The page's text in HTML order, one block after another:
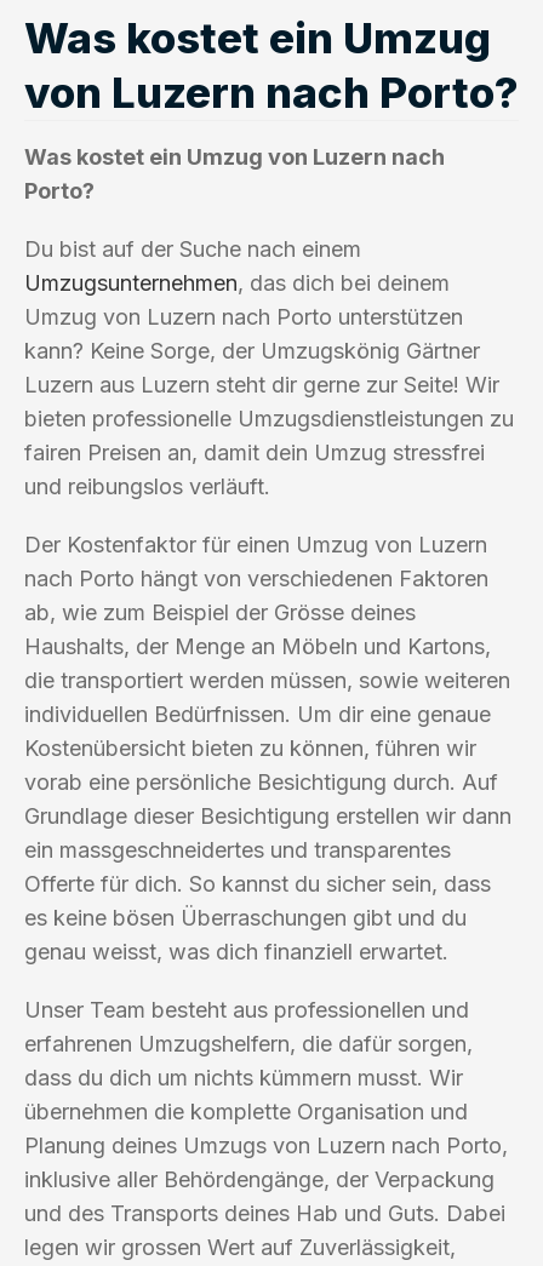
Was kostet ein Umzug
von Luzern nach Porto?
Was kostet ein Umzug von Luzern nach
Porto?
Du bist auf der Suche nach einem
Umzugsunternehmen, das dich bei deinem
Umzug von Luzern nach Porto unterstützen
kann? Keine Sorge, der Umzugskönig Gärtner
Luzern aus Luzern steht dir gerne zur Seite! Wir
bieten professionelle Umzugsdienstleistungen zu
fairen Preisen an, damit dein Umzug stressfrei
und reibungslos verläuft.
Der Kostenfaktor für einen Umzug von Luzern
nach Porto hängt von verschiedenen Faktoren
ab, wie zum Beispiel der Grösse deines
Haushalts, der Menge an Möbeln und Kartons,
die transportiert werden müssen, sowie weiteren
individuellen Bedürfnissen. Um dir eine genaue
Kostenübersicht bieten zu können, führen wir
vorab eine persönliche Besichtigung durch. Auf
Grundlage dieser Besichtigung erstellen wir dann
ein massgeschneidertes und transparentes
Offerte für dich. So kannst du sicher sein, dass
es keine bösen Überraschungen gibt und du
genau weisst, was dich finanziell erwartet.
Unser Team besteht aus professionellen und
erfahrenen Umzugshelfern, die dafür sorgen,
dass du dich um nichts kümmern musst. Wir
übernehmen die komplette Organisation und
Planung deines Umzugs von Luzern nach Porto,
inklusive aller Behördengänge, der Verpackung
und des Transports deines Hab und Guts. Dabei
legen wir grossen Wert auf Zuverlässigkeit,